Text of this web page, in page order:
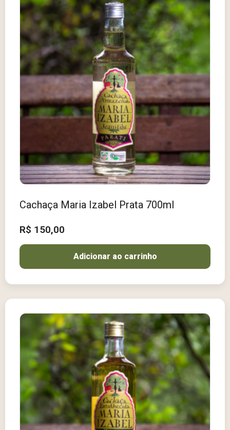
Cachaça Maria Izabel Prata 700ml
R$ 150,00
Adicionar ao carrinho